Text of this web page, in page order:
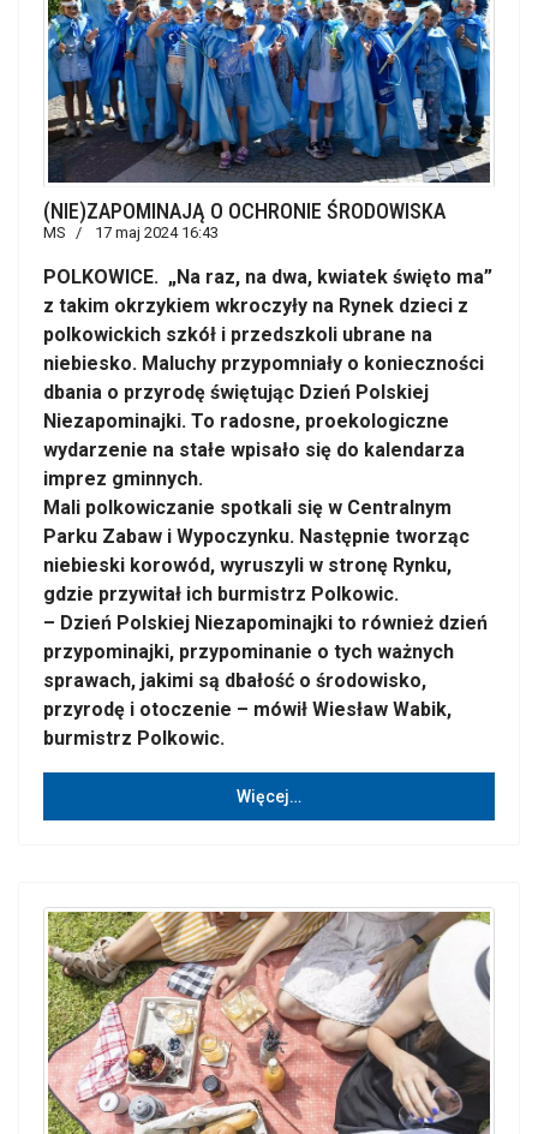
(NIE)ZAPOMINAJĄ O OCHRONIE ŚRODOWISKA
MS 17 maj 2024 16:43
POLKOWICE. „Na raz, na dwa, kwiatek święto ma”
z takim okrzykiem wkroczyły na Rynek dzieci z
polkowickich szkół i przedszkoli ubrane na
niebiesko. Maluchy przypomniały o konieczności
dbania o przyrodę świętując Dzień Polskiej
Niezapominajki. To radosne, proekologiczne
wydarzenie na stałe wpisało się do kalendarza
imprez gminnych.
Mali polkowiczanie spotkali się w Centralnym
Parku Zabaw i Wypoczynku. Następnie tworząc
niebieski korowód, wyruszyli w stronę Rynku,
gdzie przywitał ich burmistrz Polkowic.
– Dzień Polskiej Niezapominajki to również dzień
przypominajki, przypominanie o tych ważnych
sprawach, jakimi są dbałość o środowisko,
przyrodę i otoczenie – mówił Wiesław Wabik,
burmistrz Polkowic.
Więcej…